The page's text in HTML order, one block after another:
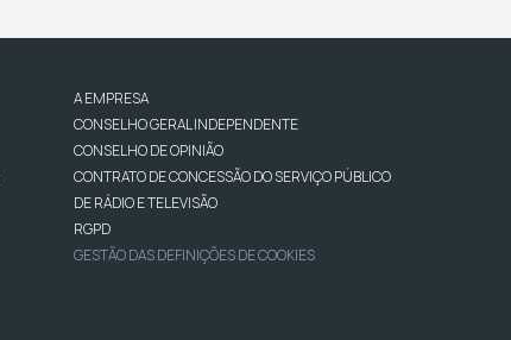
A EMPRESA
CONSELHO GERAL INDEPENDENTE
CONSELHO DE OPINIÃO
CONTRATO DE CONCESSÃO DO SERVIÇO PÚBLICO
DE RÁDIO E TELEVISÃO
RGPD
GESTÃO DAS DEFINIÇÕES DE COOKIES